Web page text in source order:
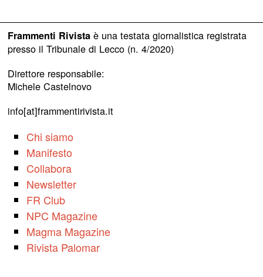
Frammenti Rivistaè una testata giornalistica registrata
presso il Tribunale di Lecco (n. 4/2020)
Direttore responsabile:
Michele Castelnovo
info[at]frammentirivista.it
Chi siamo
Manifesto
Collabora
Newsletter
FR Club
NPC Magazine
Magma Magazine
Rivista Palomar